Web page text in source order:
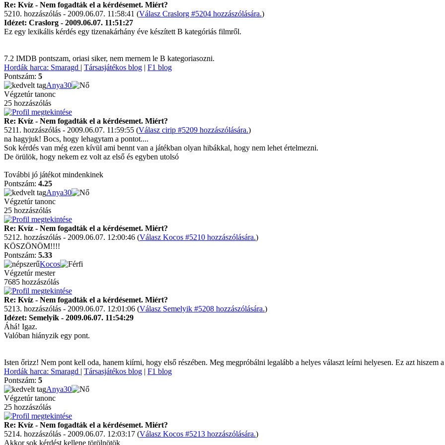
Re: Kvíz - Nem fogadták el a kérdésemet. Miért?
5210. hozzászólás - 2009.06.07. 11:58:41 (Válasz Craslorg #5204 hozzászólására.)
Idézet: Craslorg - 2009.06.07. 11:51:27
Ez egy lexikális kérdés egy tizenakárhány éve készített B kategóriás filmről.
7.2 IMDB pontszam, oriasi siker, nem mernem le B kategoriasozni.
Hordák harca: Smaragd | Társasjátékos blog | F1 blog
Pontszám: 5
Anya30
Végzetúr tanonc
25 hozzászólás
Re: Kvíz - Nem fogadták el a kérdésemet. Miért?
5211. hozzászólás - 2009.06.07. 11:59:55 (Válasz cirip #5209 hozzászólására.)
na hagyjuk! Bocs, hogy lehagytam a pontot....
Sok kérdés van még ezen kívül ami bennt van a játékban olyan hibákkal, hogy nem lehet értelmezni.
De örülök, hogy nekem ez volt az első és egyben utolsó
További jó játékot mindenkinek
Pontszám: 4.25
Anya30
Végzetúr tanonc
25 hozzászólás
Re: Kvíz - Nem fogadták el a kérdésemet. Miért?
5212. hozzászólás - 2009.06.07. 12:00:46 (Válasz Kocos #5210 hozzászólására.)
KÖSZÖNÖM!!!!
Pontszám: 5.33
Kocos
Végzetúr mester
7685 hozzászólás
Re: Kvíz - Nem fogadták el a kérdésemet. Miért?
5213. hozzászólás - 2009.06.07. 12:01:06 (Válasz Semelyik #5208 hozzászólására.)
Idézet: Semelyik - 2009.06.07. 11:54:29
Áhá! Igaz.
Valóban hiányzik egy pont.
Isten őrizz! Nem pont kell oda, hanem kiírni, hogy első részében. Meg megpróbálni legalább a helyes választ leírni helyesen. Ez azt hiszem
Hordák harca: Smaragd | Társasjátékos blog | F1 blog
Pontszám: 5
Anya30
Végzetúr tanonc
25 hozzászólás
Re: Kvíz - Nem fogadták el a kérdésemet. Miért?
5214. hozzászólás - 2009.06.07. 12:03:17 (Válasz Kocos #5213 hozzászólására.)
Akkor sok kérdést kellene törölnötök